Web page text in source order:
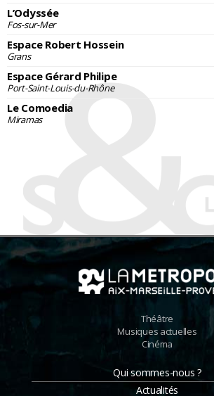
L’Odyssée
Fos-sur-Mer
Espace Robert Hossein
Grans
Espace Gérard Philipe
Port-Saint-Louis-du-Rhône
Le Comoedia
Miramas
Théâtre
Musiques actuelles
Cinéma
Qui sommes-nous ?
Actualités